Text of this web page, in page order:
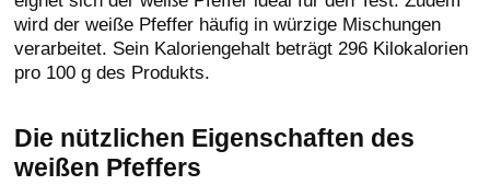
wird der weiße Pfeffer häufig in würzige Mischungen
verarbeitet. Sein Kaloriengehalt beträgt 296 Kilokalorien
pro 100 g des Produkts.
Die nützlichen Eigenschaften des
weißen Pfeffers